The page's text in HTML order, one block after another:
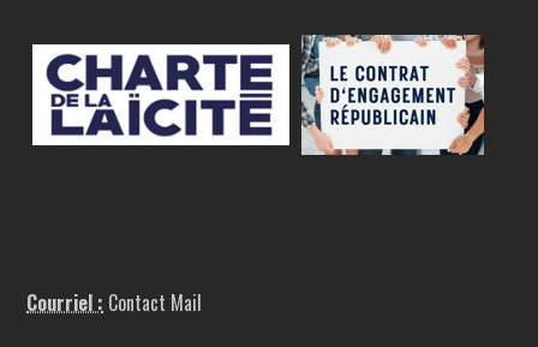
Courriel : Contact Mail